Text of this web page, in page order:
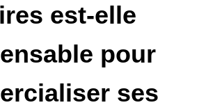
est-elle
pour
ses